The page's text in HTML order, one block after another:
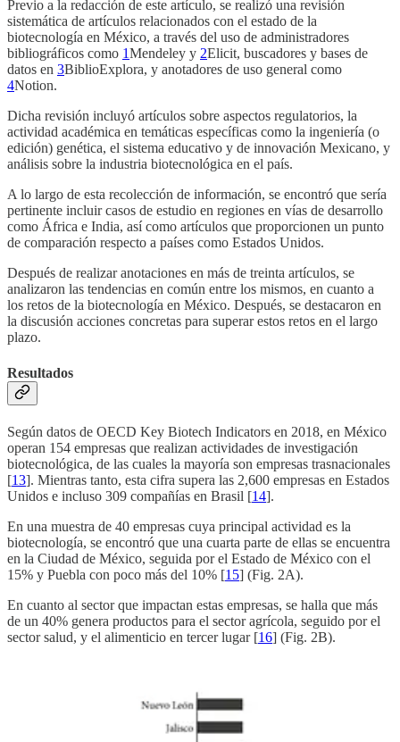
Previo a la redacción de este artículo, se realizó una revisión
sistemática de artículos relacionados con el estado de la
biotecnología en México, a través del uso de administradores
bibliográficos como 1Mendeley y 2Elicit, buscadores y bases de
datos en 3BiblioExplora, y anotadores de uso general como
4Notion.
Dicha revisión incluyó artículos sobre aspectos regulatorios, la
actividad académica en temáticas específicas como la ingeniería (o
edición) genética, el sistema educativo y de innovación Mexicano, y
análisis sobre la industria biotecnológica en el país.
A lo largo de esta recolección de información, se encontró que sería
pertinente incluir casos de estudio en regiones en vías de desarrollo
como África e India, así como artículos que proporcionen un punto
de comparación respecto a países como Estados Unidos.
Después de realizar anotaciones en más de treinta artículos, se
analizaron las tendencias en común entre los mismos, en cuanto a
los retos de la biotecnología en México. Después, se destacaron en
la discusión acciones concretas para superar estos retos en el largo
plazo.
Resultados
Según datos de OECD Key Biotech Indicators en 2018, en México
operan 154 empresas que realizan actividades de investigación
biotecnológica, de las cuales la mayoría son empresas trasnacionales
[13]. Mientras tanto, esta cifra supera las 2,600 empresas en Estados
Unidos e incluso 309 compañías en Brasil [14].
En una muestra de 40 empresas cuya principal actividad es la
biotecnología, se encontró que una cuarta parte de ellas se encuentra
en la Ciudad de México, seguida por el Estado de México con el
15% y Puebla con poco más del 10% [15] (Fig. 2A).
En cuanto al sector que impactan estas empresas, se halla que más
de un 40% genera productos para el sector agrícola, seguido por el
sector salud, y el alimenticio en tercer lugar [16] (Fig. 2B).